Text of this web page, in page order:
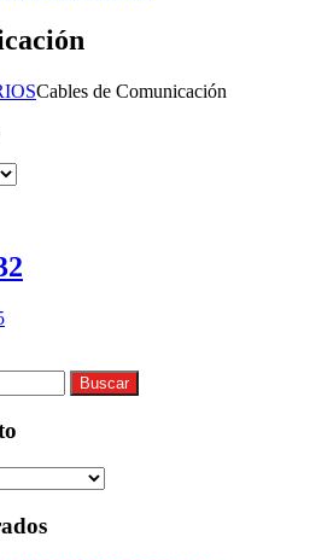
Cables de Comunicación
Buscar